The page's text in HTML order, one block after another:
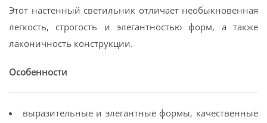
Этот настенный светильник отличает необыкновенная
легкость, строгость и элегантностью форм, а также
лаконичность конструкции.
Особенности
выразительные и элегантные формы, качественные